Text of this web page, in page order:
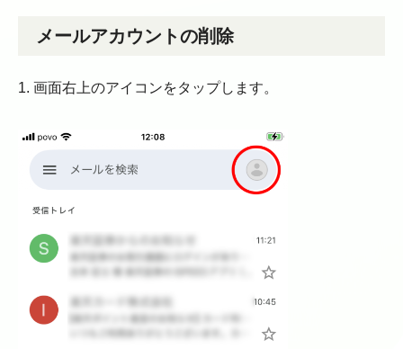
メールアカウントの削除
1. 画面右上のアイコンをタップします。